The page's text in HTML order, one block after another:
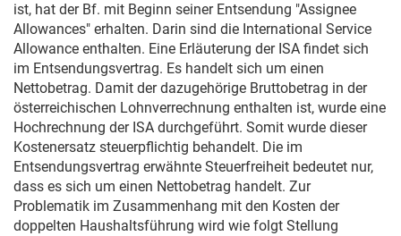
ist, hat der Bf. mit Beginn seiner Entsendung "Assignee
Allowances" erhalten. Darin sind die International Service
Allowance enthalten. Eine Erläuterung der ISA findet sich
im Entsendungsvertrag. Es handelt sich um einen
Nettobetrag. Damit der dazugehörige Bruttobetrag in der
österreichischen Lohnverrechnung enthalten ist, wurde eine
Hochrechnung der ISA durchgeführt. Somit wurde dieser
Kostenersatz steuerpflichtig behandelt. Die im
Entsendungsvertrag erwähnte Steuerfreiheit bedeutet nur,
dass es sich um einen Nettobetrag handelt. Zur
Problematik im Zusammenhang mit den Kosten der
doppelten Haushaltsführung wird wie folgt Stellung